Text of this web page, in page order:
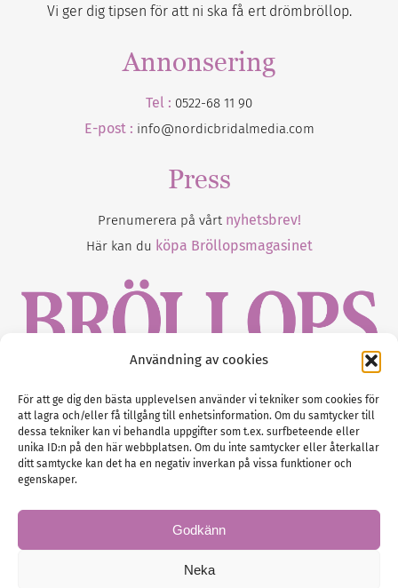
Användning av cookies
För att ge dig den bästa upplevelsen använder vi tekniker som cookies för
att lagra och/eller få tillgång till enhetsinformation. Om du samtycker till
dessa tekniker kan vi behandla uppgifter som t.ex. surfbeteende eller
unika ID:n på den här webbplatsen. Om du inte samtycker eller återkallar
ditt samtycke kan det ha en negativ inverkan på vissa funktioner och
egenskaper.
Godkänn
Neka
Vi ger dig tipsen för att ni ska få ert drömbröllop.
Annonsering
Tel : 0522-68 11 90
E-post : info@nordicbridalmedia.com
Press
Prenumerera på vårt nyhetsbrev!
Här kan du köpa Bröllopsmagasinet
Gustaf Mattssons väg 2, 451 50 Uddevalla
Tel :0522-68 11 90
E-post:info@nordicbridalmedia.com